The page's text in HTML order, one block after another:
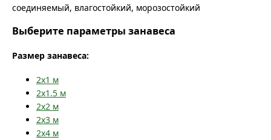
соединяемый, влагостойкий, морозостойкий
Выберите параметры занавеса
Размер занавеса:
2x1 м
2x1.5 м
2x2 м
2x3 м
2x4 м